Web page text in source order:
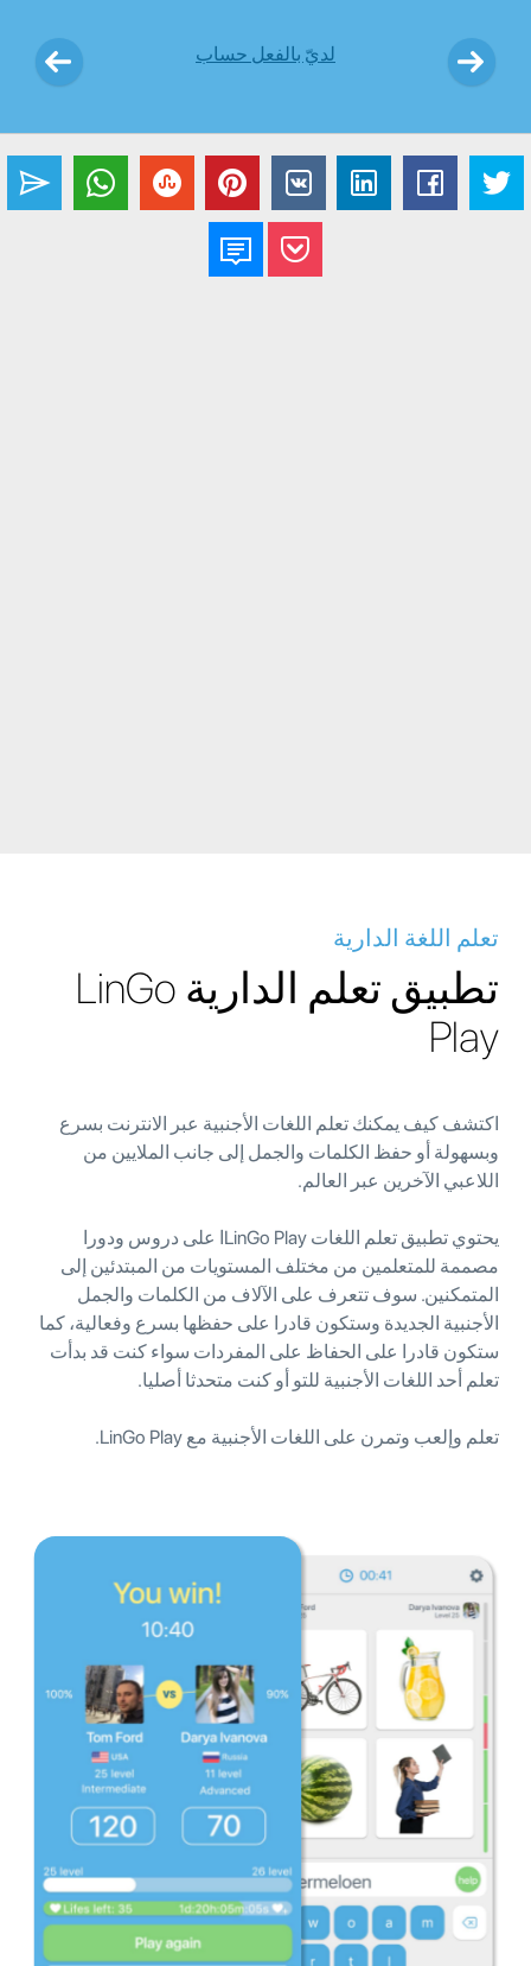
لديّ بالفعل حساب
تعلم اللغة الدارية
تطبيق تعلم الدارية LinGo
Play
اكتشف كيف يمكنك تعلم اللغات الأجنبية عبر الانترنت بسرع
وبسهولة أو حفظ الكلمات والجمل إلى جانب الملايين من
اللاعبي الآخرين عبر العالم.
يحتوي تطبيق تعلم اللغات LinGo Playا على دروس ودورا
مصممة للمتعلمين من مختلف المستويات من المبتدئين إلى
المتمكنين. سوف تتعرف على الآلاف من الكلمات والجمل
الأجنبية الجديدة وستكون قادرا على حفظها بسرع وفعالية، كما
ستكون قادرا على الحفاظ على المفردات سواء كنت قد بدأت
تعلم أحد اللغات الأجنبية للتو أو كنت متحدثا أصليا.
تعلم وإلعب وتمرن على اللغات الأجنبية مع LinGo Play.